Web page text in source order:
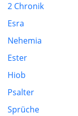
2 Chronik
Esra
Nehemia
Ester
Hiob
Psalter
Sprüche